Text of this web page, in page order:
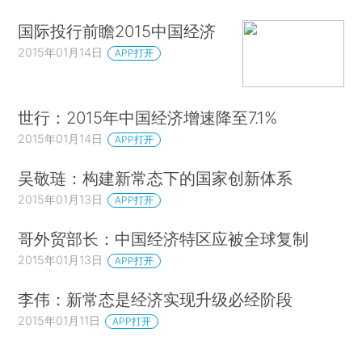
国际投行前瞻2015中国经济
2015年01月14日 APP打开
世行：2015年中国经济增速降至7.1%
2015年01月14日 APP打开
吴敬琏：构建新常态下的国家创新体系
2015年01月13日 APP打开
哥外贸部长：中国经济特区应被全球复制
2015年01月13日 APP打开
李伟：新常态是经济实现升级必经阶段
2015年01月11日 APP打开